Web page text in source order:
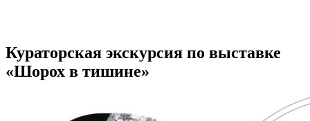
Кураторская экскурсия по выставке
«Шорох в тишине»